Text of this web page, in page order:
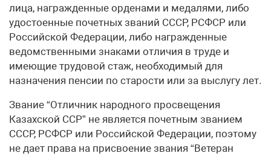
лица, награжденные орденами и медалями, либо
удостоенные почетных званий СССР, РСФСР или
Российской Федерации, либо награжденные
ведомственными знаками отличия в труде и
имеющие трудовой стаж, необходимый для
назначения пенсии по старости или за выслугу лет.
Звание “Отличник народного просвещения
Казахской ССР” не является почетным званием
СССР, РСФСР или Российской Федерации, поэтому
не дает права на присвоение звания “Ветеран